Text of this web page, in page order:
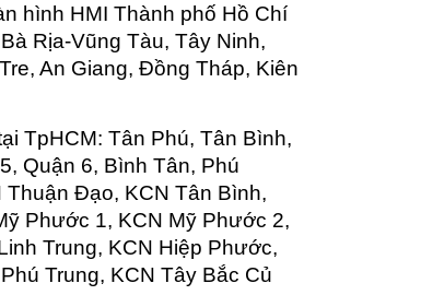
hình HMI Thành phố Hồ Chí
Rịa-Vũng Tàu, Tây Ninh,
An Giang, Đồng Tháp, Kiên
TpHCM: Tân Phú, Tân Bình,
Quận 6, Bình Tân, Phú
Đạo, KCN Tân Bình,
Phước 1, KCN Mỹ Phước 2,
Trung, KCN Hiệp Phước,
Trung, KCN Tây Bắc Củ